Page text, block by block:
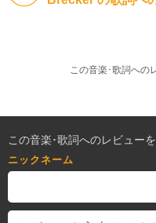
この音楽･歌詞への
この音楽･歌詞へのレビュー
ニックネーム